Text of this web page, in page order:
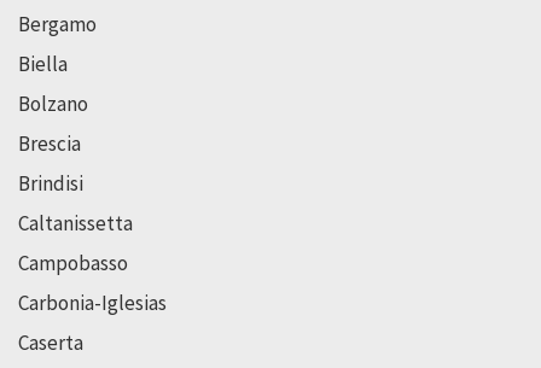
Bergamo
Biella
Bolzano
Brescia
Brindisi
Caltanissetta
Campobasso
Carbonia-Iglesias
Caserta